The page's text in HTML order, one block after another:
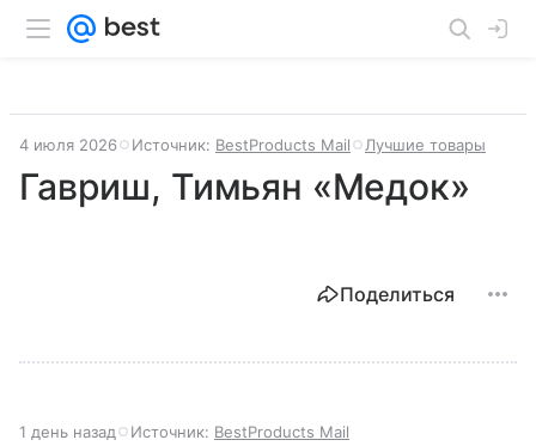
4 июля 2026 Источник: BestProducts Mail Лучшие товары
Гавриш, Тимьян «Медок»
Поделиться
1 день назад Источник: BestProducts Mail